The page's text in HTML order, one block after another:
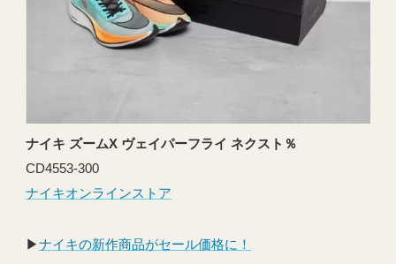
ナイキ ズームX ヴェイパーフライ ネクスト％
CD4553-300
ナイキオンラインストア
▶︎ナイキの新作商品がセール価格に！